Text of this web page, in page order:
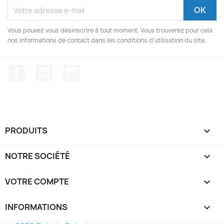
Vous pouvez vous désinscrire à tout moment. Vous trouverez pour cela
nos informations de contact dans les conditions d'utilisation du site.
PRODUITS 
NOTRE SOCIÉTÉ 
VOTRE COMPTE 
INFORMATIONS keyboard_arrow_down